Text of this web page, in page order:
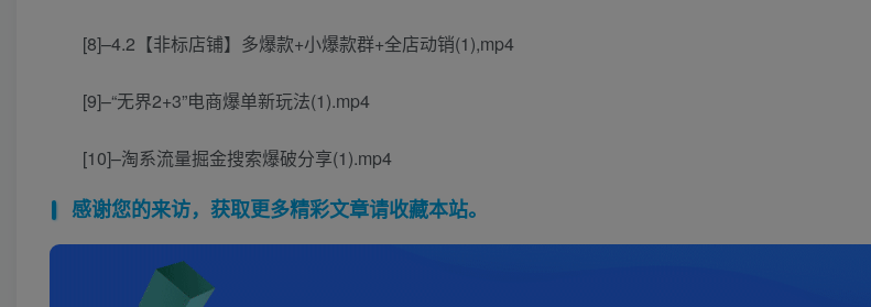
[8]–4.2【非标店铺】多爆款+小爆款群+全店动销(1),mp4
[9]–“无界2+3”电商爆单新玩法(1).mp4
[10]–淘系流量掘金搜索爆破分享(1).mp4
感谢您的来访，获取更多精彩文章请收藏本站。